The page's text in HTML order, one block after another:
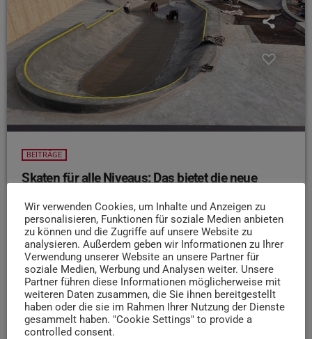
BEITRÄGE
Skaten für alle Niveaus: Das bietet die neue
In Trier entsteht gerade ein neuer Skatepark – und der
sieht richtig gut aus. Im Mäusheckerweg laufen die
finalen Arbeiten an der modernen Anlage. Stadt und
Planer versprechen ein Angebot für alle Levels – und wie
man sich das genau vorstellen kann, erklären sie uns im
Interview
today 17. NOVEMBER 2025 290 7
Wir verwenden Cookies, um Inhalte und Anzeigen zu
personalisieren, Funktionen für soziale Medien anbieten
zu können und die Zugriffe auf unsere Website zu
analysieren. Außerdem geben wir Informationen zu Ihrer
Verwendung unserer Website an unsere Partner für
soziale Medien, Werbung und Analysen weiter. Unsere
Partner führen diese Informationen möglicherweise mit
weiteren Daten zusammen, die Sie ihnen bereitgestellt
haben oder die sie im Rahmen Ihrer Nutzung der Dienste
gesammelt haben. "Cookie Settings" to provide a
controlled consent.